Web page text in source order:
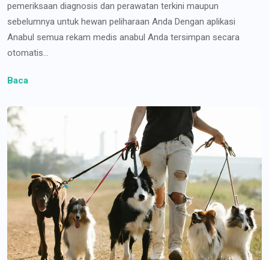
pemeriksaan diagnosis dan perawatan terkini maupun
sebelumnya untuk hewan peliharaan Anda Dengan aplikasi
Anabul semua rekam medis anabul Anda tersimpan secara
otomatis...
Baca